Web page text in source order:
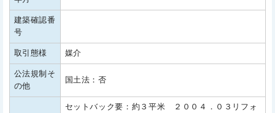
建築確認番
号
取引態様 媒介
公法規制そ
の他
国土法：否
セットバック要：約３平米 ２００４．０３リフォ